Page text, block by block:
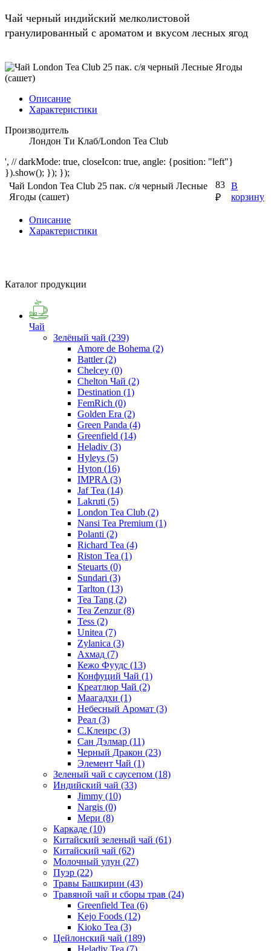
Чай черный индийский мелколистовой
гранулированный с ароматом и вкусом лесных ягод
Описание
Характеристики
Производитель
Лондон Ти Клаб/London Tea Club
', // darkMode: true, closeIcon: true, angle: {position: "left"}
}).show(); }); });
Чай London Tea Club 25 пак. с/я черный Лесные
Ягоды (сашет)
83
₽
В
корзину
Описание
Характеристики
Каталог продукции
Чай
Зелёный чай (239)
Amore de Bohema (2)
Battler(2)
Chelcey (0)
Chelton Чай (2)
Destination (1)
FemRich (0)
Golden Era (2)
Green Panda (4)
Greenfield (14)
Heladiv (3)
Hyleys (5)
Hyton (16)
IMPRA (3)
Jaf Tea (14)
Lakruti (5)
London Tea Club (2)
Nansi Tea Premium (1)
Polanti (2)
Richard Tea (4)
Riston Tea (1)
Steuarts (0)
Sundari (3)
Tarlton (13)
Tea Tang (2)
Tea Zenzur(8)
Tess (2)
Unitea (7)
Zylanica (3)
Ахмад (7)
Кежо Фуудс (13)
Конфуций Чай (1)
Креатлюр Чай (2)
Маагадхи (1)
Небесный Аромат (3)
Реал (3)
С.Клеирс (3)
Сан Дэлмар (11)
Черный Дракон (23)
Элемент Чай (1)
Зеленый чай с саусепом (18)
Индийский чай (33)
Jimmy (10)
Nargis (0)
Мери (8)
Каркаде (10)
Китайский зеленый чай (61)
Китайский чай (62)
Молочный улун (27)
Пуэр (22)
Травы Башкирии (43)
Травяной чай и сборы трав (24)
Greenfield Tea (6)
Kejo Foods (12)
Kioko Tea (3)
Цейлонский чай (189)
Heladiv Tea (7)